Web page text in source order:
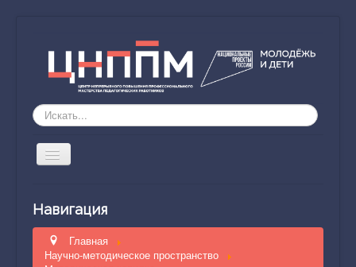
Искать...
Включить/
выключить
Направление деятельности
Обучение
Навигация
Главная
Научно-методическое пространство